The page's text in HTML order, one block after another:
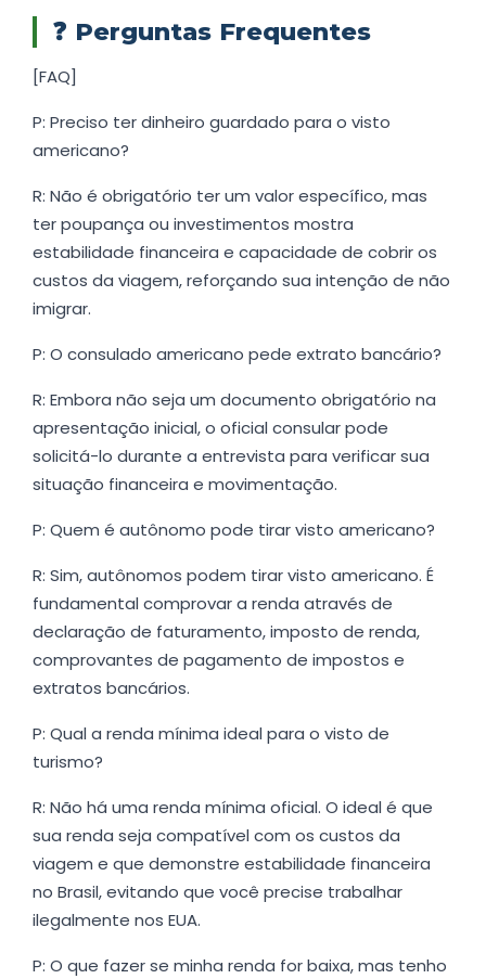
❓ Perguntas Frequentes
[FAQ]
P: Preciso ter dinheiro guardado para o visto
americano?
R: Não é obrigatório ter um valor específico, mas
ter poupança ou investimentos mostra
estabilidade financeira e capacidade de cobrir os
custos da viagem, reforçando sua intenção de não
imigrar.
P: O consulado americano pede extrato bancário?
R: Embora não seja um documento obrigatório na
apresentação inicial, o oficial consular pode
solicitá-lo durante a entrevista para verificar sua
situação financeira e movimentação.
P: Quem é autônomo pode tirar visto americano?
R: Sim, autônomos podem tirar visto americano. É
fundamental comprovar a renda através de
declaração de faturamento, imposto de renda,
comprovantes de pagamento de impostos e
extratos bancários.
P: Qual a renda mínima ideal para o visto de
turismo?
R: Não há uma renda mínima oficial. O ideal é que
sua renda seja compatível com os custos da
viagem e que demonstre estabilidade financeira
no Brasil, evitando que você precise trabalhar
ilegalmente nos EUA.
P: O que fazer se minha renda for baixa, mas tenho